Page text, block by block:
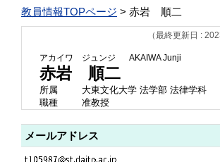
教員情報TOPページ > 赤岩 順二
（最終更新日 :
アカイワ ジュンジ AKAIWA Junji
赤岩 順二
所属
大東文化大学 法学部 法律学科
職種
准教授
メールアドレス